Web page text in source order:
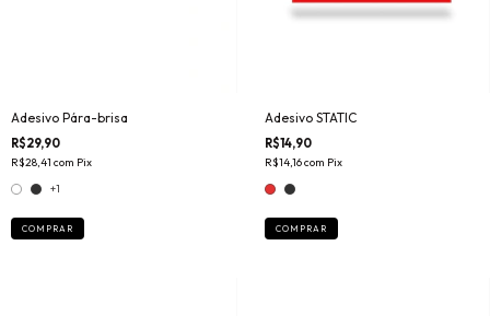
Adesivo Pára-brisa
R$29,90
R$28,41 com Pix
+1
COMPRAR
Adesivo STATIC
R$14,90
R$14,16com Pix
COMPRAR